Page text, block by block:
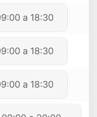
a 18:30
a 18:30
a 18:30